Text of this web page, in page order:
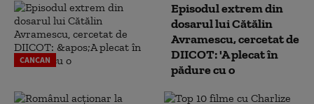
CANCAN
Episodul extrem din
dosarul lui Cătălin
Avramescu, cercetat de
DIICOT: 'A plecat în
pădure cu o